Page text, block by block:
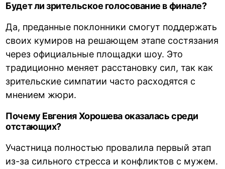
Будет ли зрительское голосование в финале?
Да, преданные поклонники смогут поддержать
своих кумиров на решающем этапе состязания
через официальные площадки шоу. Это
традиционно меняет расстановку сил, так как
зрительские симпатии часто расходятся с
мнением жюри.
Почему Евгения Хорошева оказалась среди
отстающих?
Участница полностью провалила первый этап
из-за сильного стресса и конфликтов с мужем.